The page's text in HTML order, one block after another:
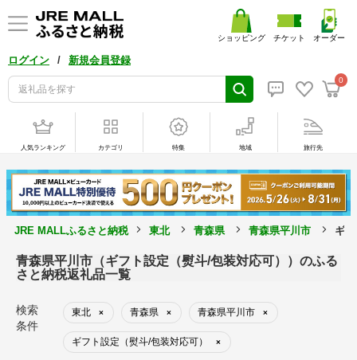
ログイン / 新規会員登録
0
ショッピング チケット オーダー
人気ランキング カテゴリ 特集 地域 旅行先
JRE MALLふるさと納税 東北 青森県 青森県平川市 ギ
青森県平川市（ギフト設定（熨斗/包装対応可））のふる
さと納税返礼品一覧
検索
条件
東北 × 青森県 × 青森県平川市 ×
ギフト設定（熨斗/包装対応可） ×